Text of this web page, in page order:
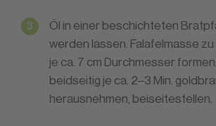
Öl in einer beschichteten
werden lassen. Falafelmasse
je ca. 7 cm Durchmesser
beidseitig je ca. 2–3 Min.
herausnehmen, beiseitestellen.